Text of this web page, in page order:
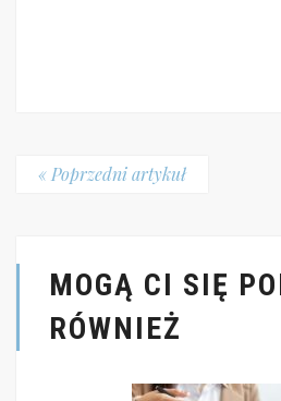
« Poprzedni artykuł
MOGĄ CI SIĘ
RÓWNIEŻ